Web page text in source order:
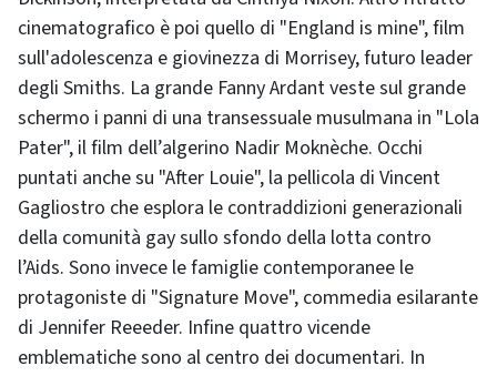
cinematografico è poi quello di "England is mine", film
sull'adolescenza e giovinezza di Morrisey, futuro leader
degli Smiths. La grande Fanny Ardant veste sul grande
schermo i panni di una transessuale musulmana in "Lola
Pater", il film dell’algerino Nadir Moknèche. Occhi
puntati anche su "After Louie", la pellicola di Vincent
Gagliostro che esplora le contraddizioni generazionali
della comunità gay sullo sfondo della lotta contro
l’Aids. Sono invece le famiglie contemporanee le
protagoniste di "Signature Move", commedia esilarante
di Jennifer Reeeder. Infine quattro vicende
emblematiche sono al centro dei documentari. In